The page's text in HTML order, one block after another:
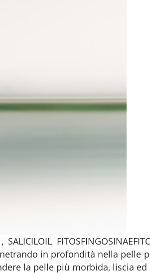
, SALICILOIL FITOSFINGOSINAE
in profondità nella pelle
la pelle più morbida, liscia ed